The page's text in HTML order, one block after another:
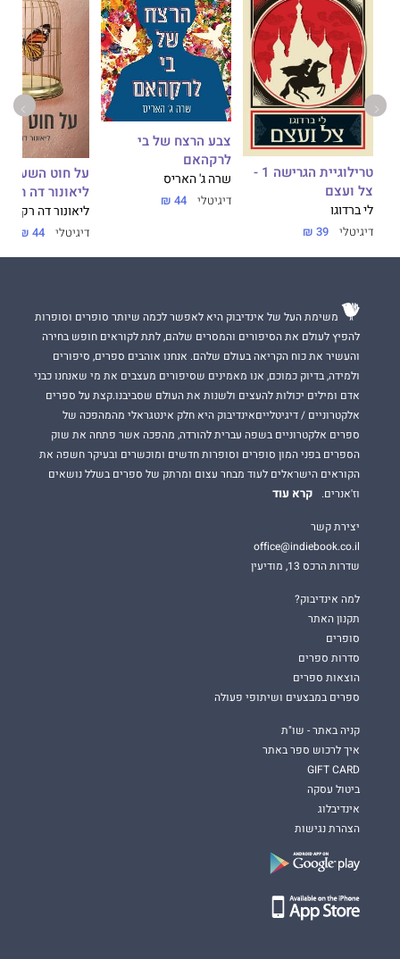
טרילוגיית הגרישה 1 -
צל ועצם
לי ברדוגו
דיגיטלי 39 ₪
צבע הרצח של בי
לרקהאם
שרה ג' האריס
דיגיטלי 44 ₪
על חוט השערה
ליאונור דה
ליאונור דה רקונדו
דיגיטלי 44 ₪
משימת העל של אינדיבוק היא לאפשר לכמה שיותר סופרים וסופרות
להפיץ לעולם את הסיפורים והמסרים שלהם, לתת לקוראים חופש בחירה
והעשיר את כוח הקריאה בעולם שלהם. אנחנו אוהבים ספרים, סיפורים
ולמידה, בדיוק כמוכם, אנו מאמינים שסיפורים מעצבים את מי שאנחנו כבני
אדם ומילים יכולות להעצים ולשנות את העולם שסביבנו.קצת על ספרים
אלקטרוניים / דיגיטלייםאינדיבוק היא חלק אינטגראלי מהמהפכה של
ספרים אלקטרוניים בשפה עברית להורדה, מהפכה אשר פתחה את שוק
הספרים בפני המון סופרים וסופרות חדשים ומוכשרים ובעיקר חשפה את
הקוראים הישראלים לעוד מבחר עצום ומרתק של ספרים בשלל נושאים
וז'אנרים.
קרא עוד
יצירת קשר
office@indiebook.co.il
שדרות הרכס 13, מודיעין
למה אינדיבוק?
תקנון האתר
סופרים
סדרות ספרים
הוצאות ספרים
ספרים במבצעים ושיתופי פעולה
קניה באתר - שו"ת
איך לרכוש ספר באתר
GIFT CARD
ביטול עסקה
אינדיבלוג
הצהרת נגישות